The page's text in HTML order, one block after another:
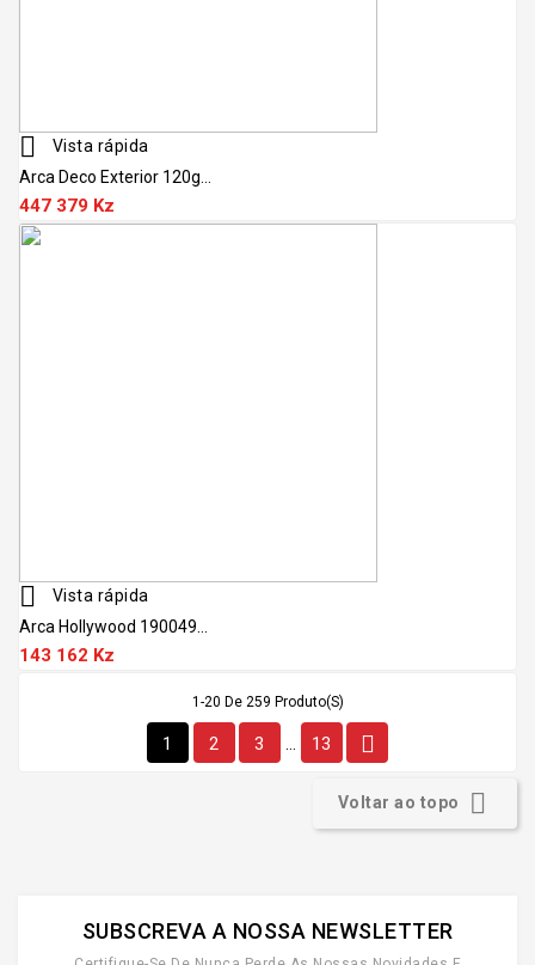

Vista rápida
Arca Deco Exterior 120g...
447 379 Kz

Vista rápida
Arca Hollywood 190049...
143 162 Kz
1-20 De 259 Produto(s)
1 2 3 13 
Voltar ao topo 
SUBSCREVA A NOSSA NEWSLETTER